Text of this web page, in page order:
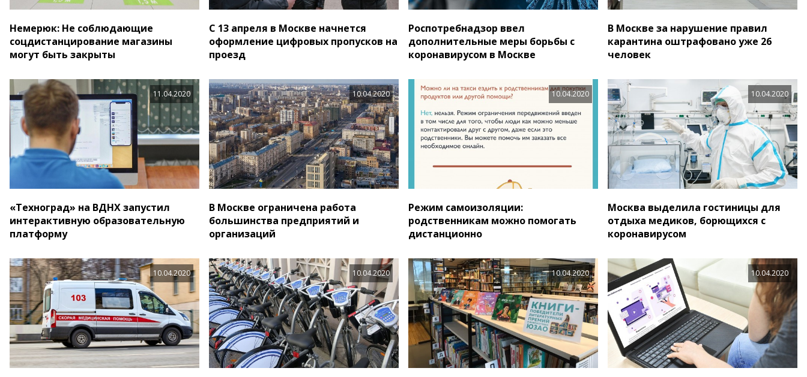
Немерюк: Не соблюдающие
соцдистанцирование магазины
могут быть закрыты
С 13 апреля в Москве начнется
оформление цифровых пропусков на
проезд
Роспотребнадзор ввел
дополнительные меры борьбы с
коронавирусом в Москве
В Москве за нарушение правил
карантина оштрафовано уже 26
человек
11.04.2020
«Техноград» на ВДНХ запустил
интерактивную образовательную
платформу
10.04.2020
В Москве ограничена работа
большинства предприятий и
организаций
10.04.2020
Режим самоизоляции:
родственникам можно помогать
дистанционно
10.04.2020
Москва выделила гостиницы для
отдыха медиков, борющихся с
коронавирусом
10.04.2020 10.04.2020 10.04.2020 10.04.2020